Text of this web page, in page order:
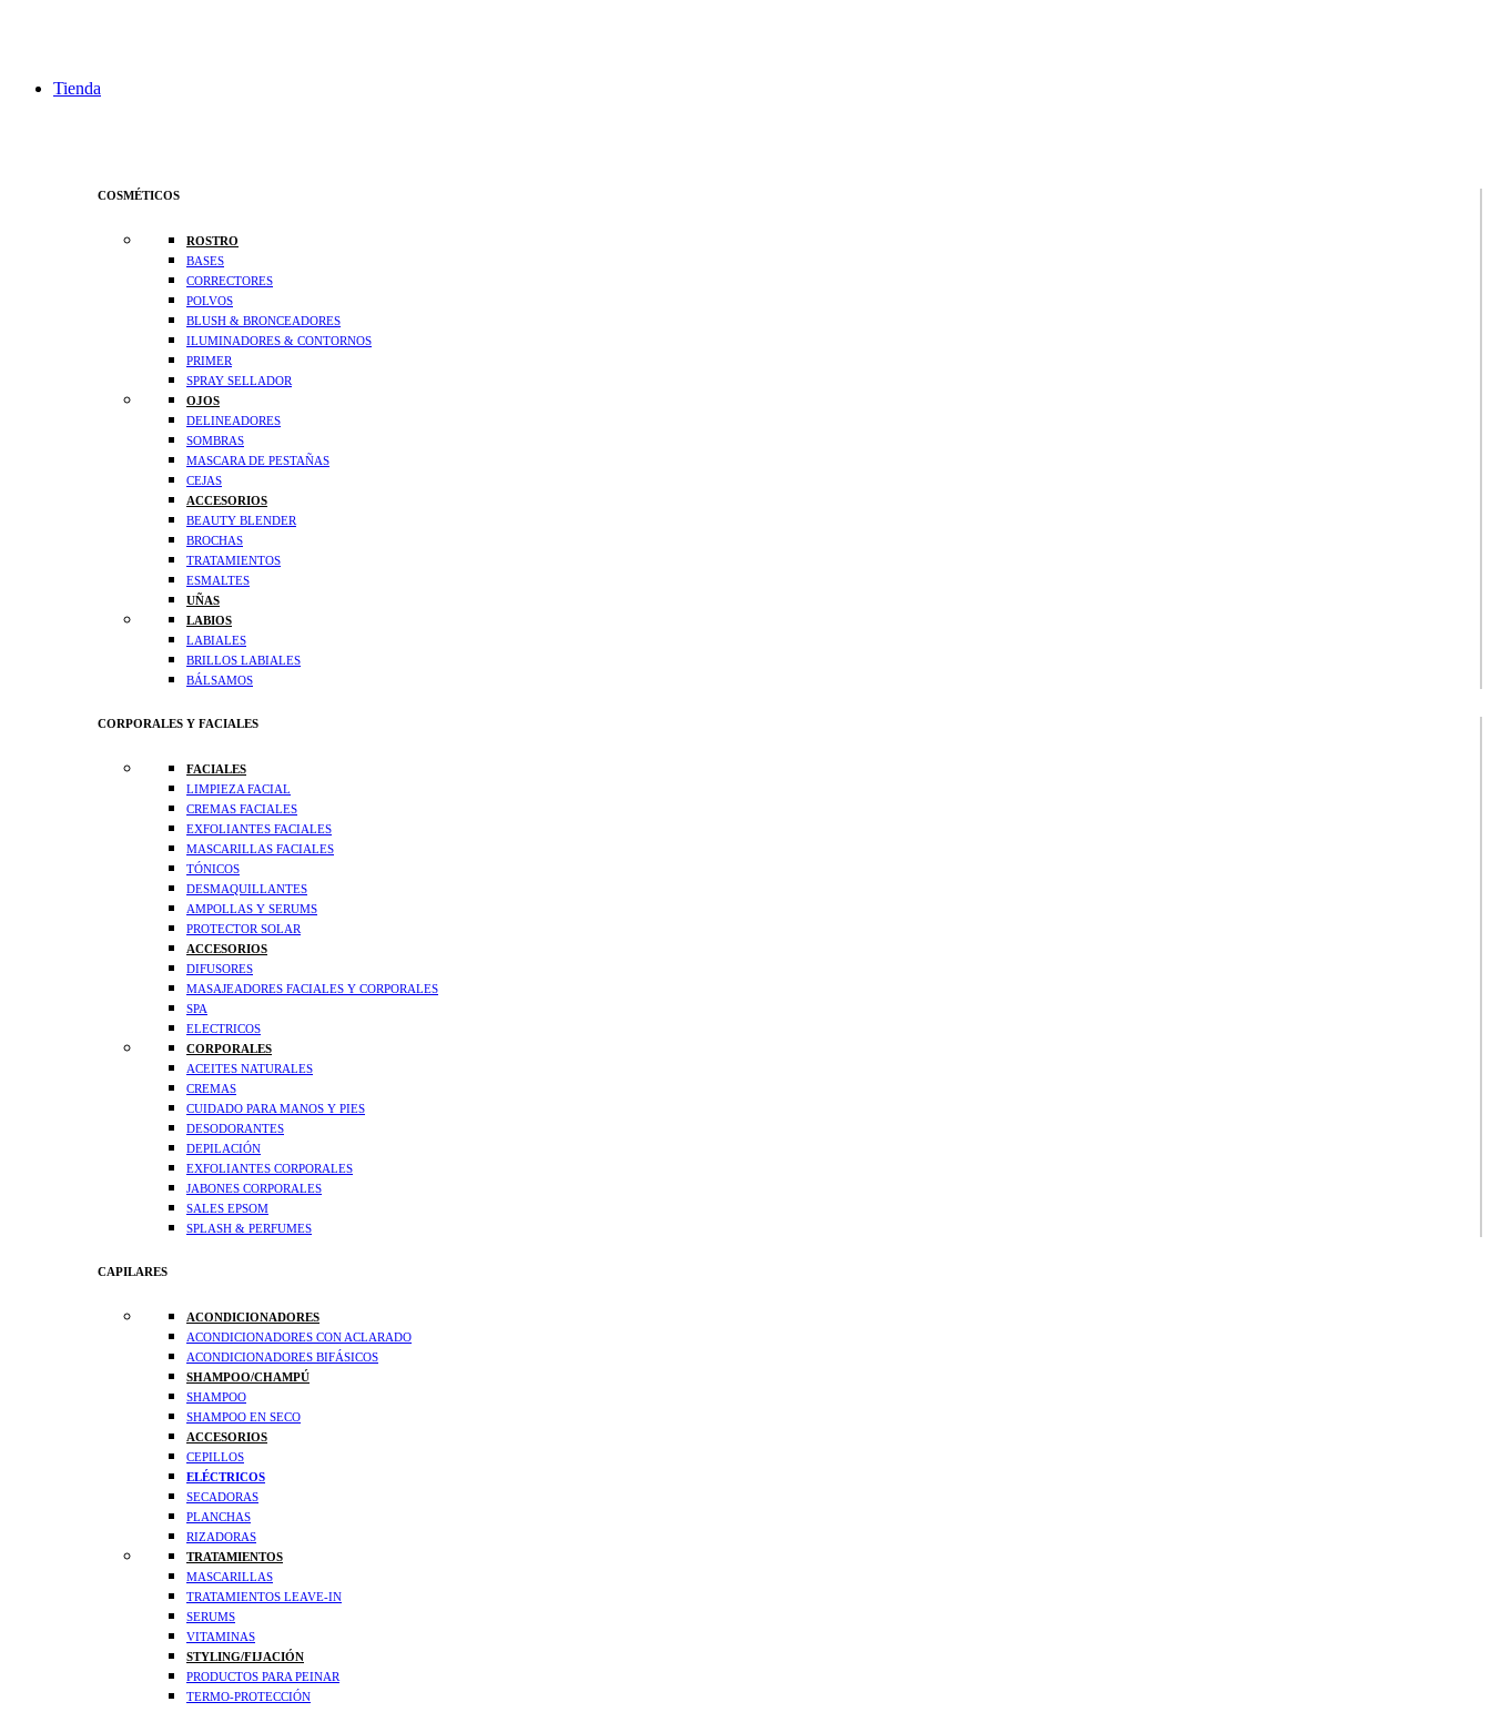
Tienda
COSMÉTICOS
ROSTRO
BASES
CORRECTORES
POLVOS
BLUSH & BRONCEADORES
ILUMINADORES & CONTORNOS
PRIMER
SPRAY SELLADOR
OJOS
DELINEADORES
SOMBRAS
MASCARA DE PESTAÑAS
CEJAS
ACCESORIOS
BEAUTY BLENDER
BROCHAS
TRATAMIENTOS
ESMALTES
UÑAS
LABIOS
LABIALES
BRILLOS LABIALES
BÁLSAMOS
CORPORALES Y FACIALES
FACIALES
LIMPIEZA FACIAL
CREMAS FACIALES
EXFOLIANTES FACIALES
MASCARILLAS FACIALES
TÓNICOS
DESMAQUILLANTES
AMPOLLAS Y SERUMS
PROTECTOR SOLAR
ACCESORIOS
DIFUSORES
MASAJEADORES FACIALES Y CORPORALES
SPA
ELECTRICOS
CORPORALES
ACEITES NATURALES
CREMAS
CUIDADO PARA MANOS Y PIES
DESODORANTES
DEPILACIÓN
EXFOLIANTES CORPORALES
JABONES CORPORALES
SALES EPSOM
SPLASH & PERFUMES
CAPILARES
ACONDICIONADORES
ACONDICIONADORES CON ACLARADO
ACONDICIONADORES BIFÁSICOS
SHAMPOO/CHAMPÚ
SHAMPOO
SHAMPOO EN SECO
ACCESORIOS
CEPILLOS
ELÉCTRICOS
SECADORAS
PLANCHAS
RIZADORAS
TRATAMIENTOS
MASCARILLAS
TRATAMIENTOS LEAVE-IN
SERUMS
VITAMINAS
STYLING/FIJACIÓN
PRODUCTOS PARA PEINAR
TERMO-PROTECCIÓN